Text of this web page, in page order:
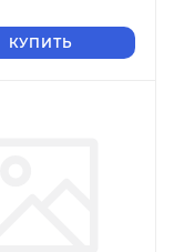
КУПИТЬ